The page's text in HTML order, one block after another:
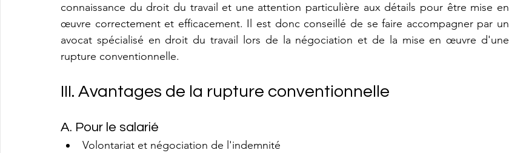
connaissance du droit du travail et une attention particulière aux détails pour être mise en
œuvre correctement et efficacement. Il est donc conseillé de se faire accompagner par un
avocat spécialisé en droit du travail lors de la négociation et de la mise en œuvre d'une
rupture conventionnelle.
III. Avantages de la rupture conventionnelle
A. Pour le salarié
Volontariat et négociation de l'indemnité